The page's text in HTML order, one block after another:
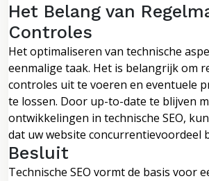
Het Belang van
Controles
Het optimaliseren van technische
eenmalige taak. Het is belangrijk om
controles uit te voeren en eventuele
te lossen. Door up-to-date te blijven
ontwikkelingen in technische SEO,
dat uw website concurrentievoordeel
Besluit
Technische SEO vormt de basis voor